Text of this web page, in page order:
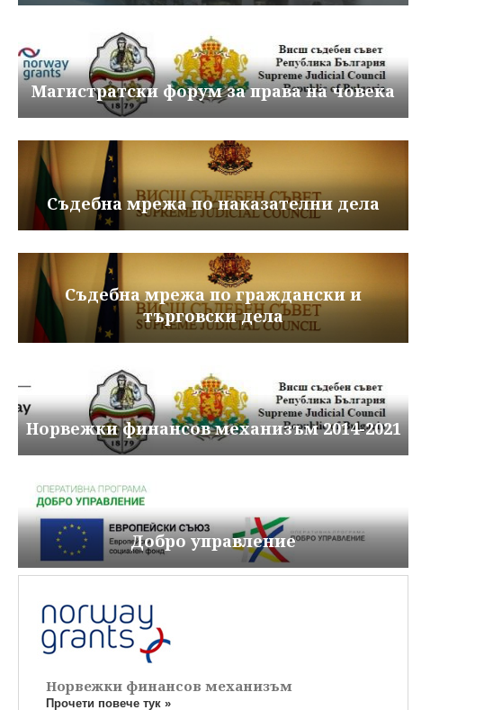
Магистратски форум за права на човека
Съдебна мрежа по наказателни дела
Съдебна мрежа по граждански и
търговски дела
Норвежки финансов механизъм 2014-2021
Добро управление
Норвежки финансов механизъм
Прочети повече тук »